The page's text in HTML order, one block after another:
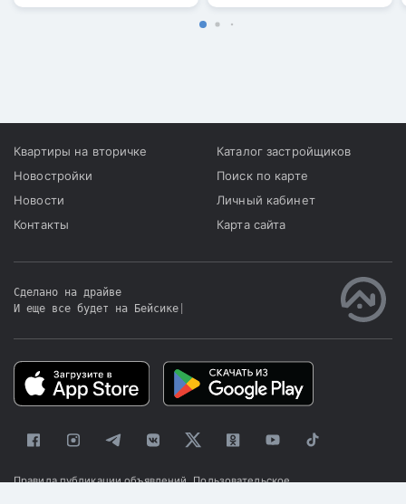
Квартиры на вторичке
Новостройки
Новости
Контакты
Каталог застройщиков
Поиск по карте
Личный кабинет
Карта сайта
Сделано на драйве
И еще все будет на Бейсике
Правила публикации объявлений Пользовательское